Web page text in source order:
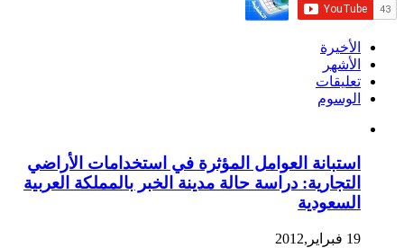
الأخيرة
الأشهر
تعليقات
الوسوم
استبانة العوامل المؤثرة في استخدامات الأراضي
التجارية: دراسة حالة مدينة الخبر بالمملكة العربية
السعودية
19 فبراير,2012